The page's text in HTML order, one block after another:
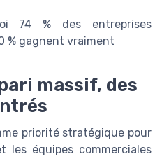
74 % des entreprises
% gagnent vraiment
massif, des
priorité stratégique pour
les équipes commerciales